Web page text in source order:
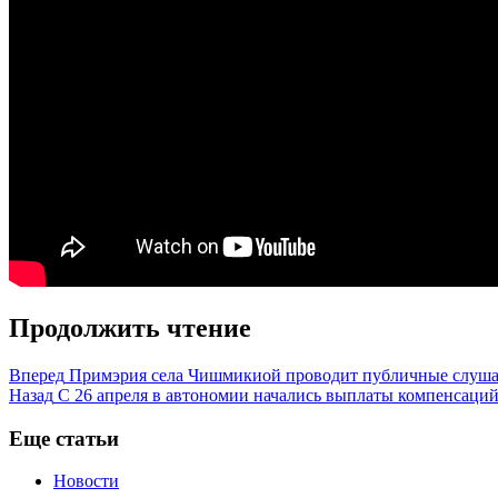
Продолжить чтение
Вперед Примэрия села Чишмикиой проводит публичные
Назад С 26 апреля в автономии начались выплаты
Еще статьи
Новости